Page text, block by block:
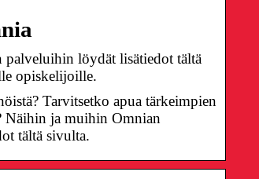
löydät lisätiedot tältä
opiskelijoille.
Tarvitsetko apua tärkeimpien
Näihin ja muihin Omnian
tältä sivulta.